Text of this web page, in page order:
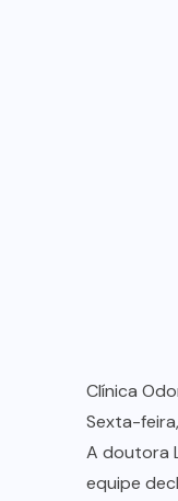
Clínica
Sexta-
A doutora
equipe